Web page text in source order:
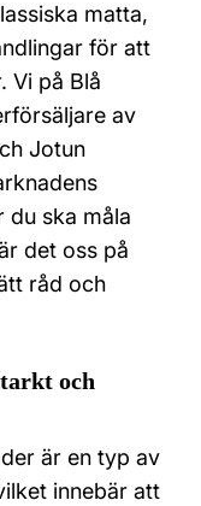
matta,
för att
Vi på Blå
av
Jotun
du ska måla
det oss på
råd och
och
är en typ av
innebär att